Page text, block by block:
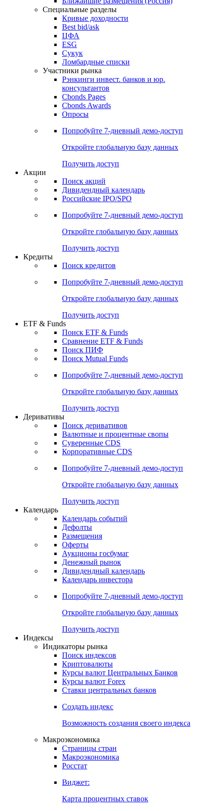
Специальные разделы
Кривые доходности
Best bid/ask
ЦФА
ESG
Сукук
Ломбардные списки
Участники рынка
Рэнкинги инвест. банков и юр.
консультантов
Cbonds Pages
Cbonds Awards
Опросы
Попробуйте 7-дневный демо-доступ
Откройте глобальную базу данных
Получить доступ
Акции
Поиск акций
Дивидендный календарь
Российские IPO/SPO
Попробуйте 7-дневный демо-доступ
Откройте глобальную базу данных
Получить доступ
Кредиты
Поиск кредитов
Попробуйте 7-дневный демо-доступ
Откройте глобальную базу данных
Получить доступ
ETF & Funds
Поиск ETF & Funds
Сравнение ETF & Funds
Поиск ПИФ
Поиск Mutual Funds
Попробуйте 7-дневный демо-доступ
Откройте глобальную базу данных
Получить доступ
Деривативы
Поиск деривативов
Валютные и процентные свопы
Суверенные CDS
Корпоративные CDS
Попробуйте 7-дневный демо-доступ
Откройте глобальную базу данных
Получить доступ
Календарь
Календарь событий
Дефолты
Размещения
Оферты
Аукционы госбумаг
Денежный рынок
Дивидендный календарь
Календарь инвестора
Попробуйте 7-дневный демо-доступ
Откройте глобальную базу данных
Получить доступ
Индексы
Индикаторы рынка
Поиск индексов
Криптовалюты
Курсы валют Центральных Банков
Курсы валют Forex
Ставки центральных банков
Создать индекс
Возможность создания своего индекса
Макроэкономика
Страницы стран
Макроэкономика
Росстат
Виджет:
Карта процентных ставок